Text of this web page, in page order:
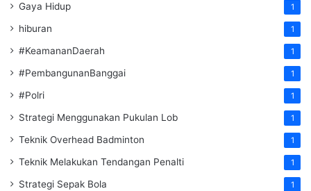
Gaya Hidup 1
hiburan 1
#KeamananDaerah 1
#PembangunanBanggai 1
#Polri 1
Strategi Menggunakan Pukulan Lob 1
Teknik Overhead Badminton 1
Teknik Melakukan Tendangan Penalti 1
Strategi Sepak Bola 1